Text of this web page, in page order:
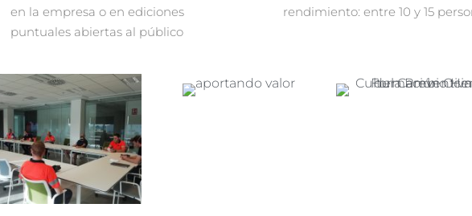
en la empresa o en ediciones
puntuales abiertas al público
rendimiento: entre 10 y 15